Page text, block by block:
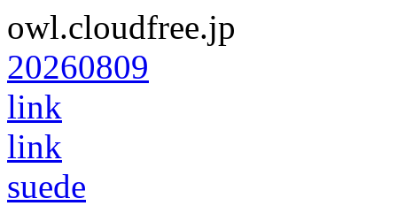
owl.cloudfree.jp
20260809
link
link
suede